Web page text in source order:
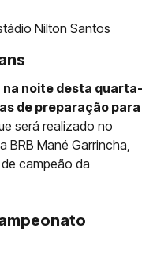
Nilton Santos
na noite desta quarta-
de preparação para
será realizado no
BRB Mané Garrincha,
campeão da